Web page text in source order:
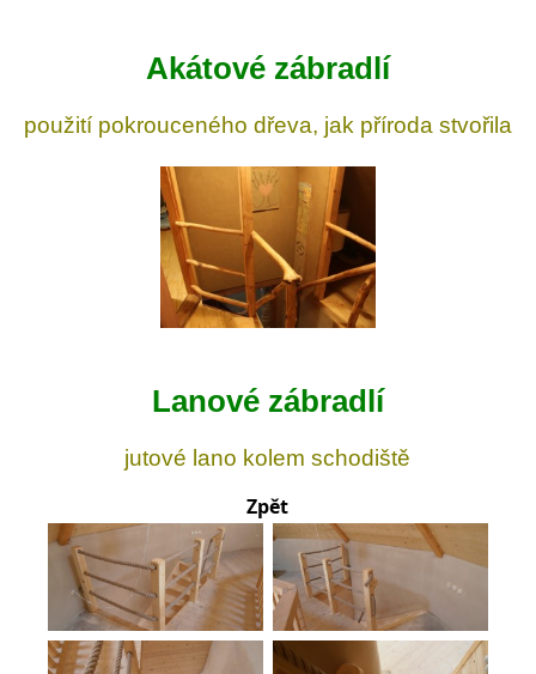
Akátové zábradlí
použití pokrouceného dřeva, jak příroda stvořila
Lanové zábradlí
jutové lano kolem schodiště
Zpět